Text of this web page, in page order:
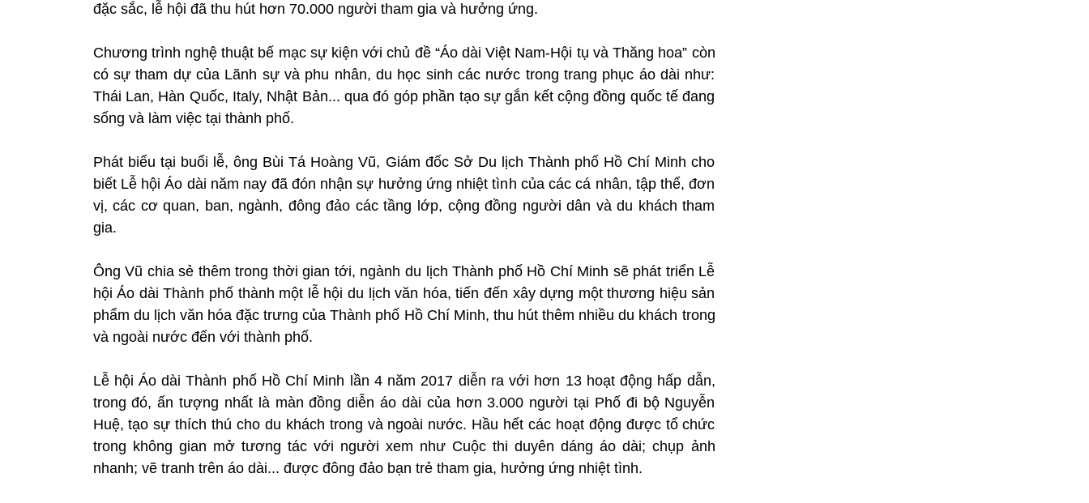
đặc sắc, lễ hội đã thu hút hơn 70.000 người tham gia và hưởng ứng.
Chương trình nghệ thuật bế mạc sự kiện với chủ đề “Áo dài Việt Nam-Hội tụ và Thăng hoa” còn
có sự tham dự của Lãnh sự và phu nhân, du học sinh các nước trong trang phục áo dài như:
Thái Lan, Hàn Quốc, Italy, Nhật Bản... qua đó góp phần tạo sự gắn kết cộng đồng quốc tế đang
sống và làm việc tại thành phố.
Phát biểu tại buổi lễ, ông Bùi Tá Hoàng Vũ, Giám đốc Sở Du lịch Thành phố Hồ Chí Minh cho
biết Lễ hội Áo dài năm nay đã đón nhận sự hưởng ứng nhiệt tình của các cá nhân, tập thể, đơn
vị, các cơ quan, ban, ngành, đông đảo các tầng lớp, cộng đồng người dân và du khách tham
gia.
Ông Vũ chia sẻ thêm trong thời gian tới, ngành du lịch Thành phố Hồ Chí Minh sẽ phát triển Lễ
hội Áo dài Thành phố thành một lễ hội du lịch văn hóa, tiến đến xây dựng một thương hiệu sản
phẩm du lịch văn hóa đặc trưng của Thành phố Hồ Chí Minh, thu hút thêm nhiều du khách trong
và ngoài nước đến với thành phố.
Lễ hội Áo dài Thành phố Hồ Chí Minh lần 4 năm 2017 diễn ra với hơn 13 hoạt động hấp dẫn,
trong đó, ấn tượng nhất là màn đồng diễn áo dài của hơn 3.000 người tại Phố đi bộ Nguyễn
Huệ, tạo sự thích thú cho du khách trong và ngoài nước. Hầu hết các hoạt động được tổ chức
trong không gian mở tương tác với người xem như Cuộc thi duyên dáng áo dài; chụp ảnh
nhanh; vẽ tranh trên áo dài... được đông đảo bạn trẻ tham gia, hưởng ứng nhiệt tình.